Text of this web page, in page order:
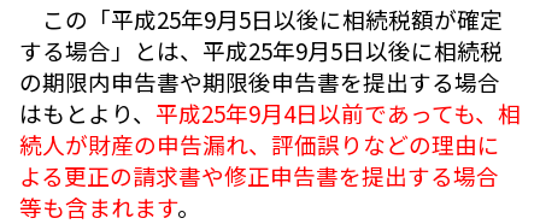
この「平成25年9月5日以後に相続税額が確定
する場合」とは、平成25年9月5日以後に相続税
の期限内申告書や期限後申告書を提出する場合
はもとより、 平成25年9月4日以前であっても、相
続人が財産の申告漏れ、評価誤りなどの理由に
よる更正の請求書や修正申告書を提出する場合
等も含まれます。